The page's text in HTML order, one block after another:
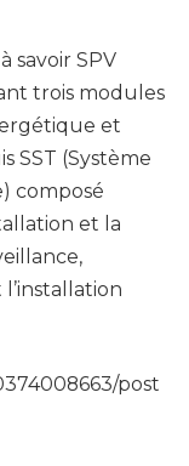
savoir SPV
trois modules
et
SST (Système
composé
et la
post